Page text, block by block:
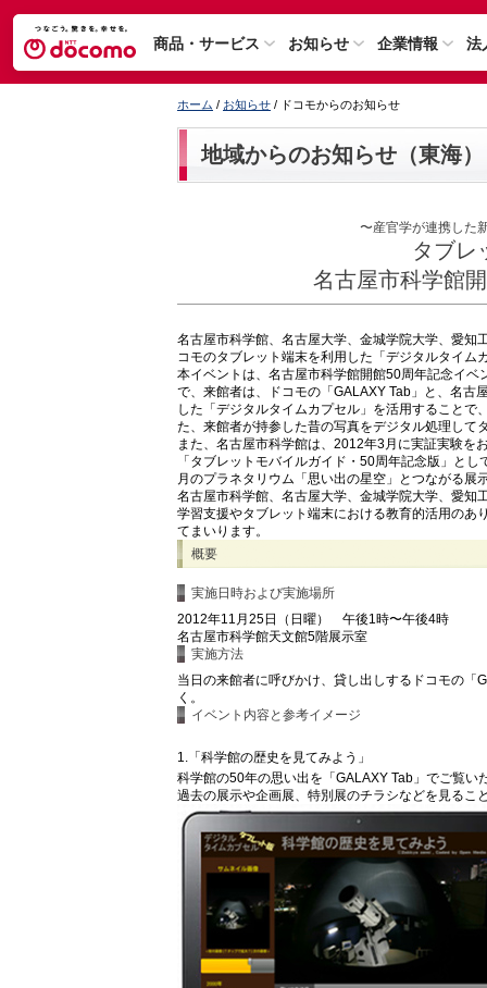
商品・サービス お知らせ 企業情報 法
ホーム / お知らせ / ドコモからのお知らせ
地域からのお知らせ（東海）
〜産官学が連携した
タブレ
名古屋市科学館
名古屋市科学館、名古屋大学、金城学院大学、愛知
コモのタブレット端末を利用した「デジタルタイ
本イベントは、名古屋市科学館開館50周年記念イ
で、来館者は、ドコモの「GALAXY Tab」と、名古
した「デジタルタイムカプセル」を活用すること
た、来館者が持参した昔の写真をデジタル処理して
また、名古屋市科学館は、2012年3月に実証実験を
「タブレットモバイルガイド・50周年記念版」と
月のプラネタリウム「思い出の星空」とつながる
名古屋市科学館、名古屋大学、金城学院大学、愛知
学習支援やタブレット端末における教育的活用のあ
てまいります。
概要
実施日時および実施場所
2012年11月25日（日曜） 午後1時〜午後4時
名古屋市科学館天文館5階展示室
実施方法
当日の来館者に呼びかけ、貸し出しするドコモの「
く。
イベント内容と参考イメージ
1.「科学館の歴史を見てみよう」
科学館の50年の思い出を「GALAXY Tab」でご覧い
過去の展示や企画展、特別展のチラシなどを見るこ